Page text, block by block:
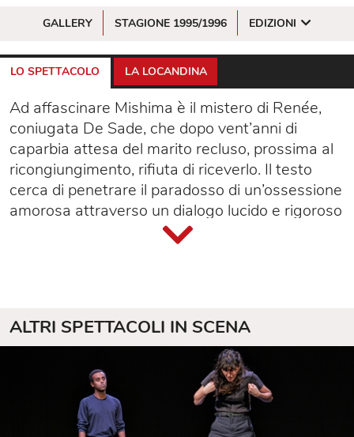
GALLERY STAGIONE 1995/1996 EDIZIONI
LO SPETTACOLO LA LOCANDINA
Ad affascinare Mishima è il mistero di Renée,
coniugata De Sade, che dopo vent’anni di
caparbia attesa del marito recluso, prossima al
ricongiungimento, rifiuta di riceverlo. Il testo
cerca di penetrare il paradosso di un’ossessione
amorosa attraverso un dialogo lucido e rigoroso
in cui idee e sentimenti confliggono,
baronessa di Simiane, della contessa di Saint-
Fond e della serva Charlotte. Su di loro aleggia,
perennemente evocata, la presenza del Divino
Marchese con il suo strascico di crudeltà ed
erotismo in quello che Mishima ha definito “un
ALTRI SPETTACOLI IN SCENA